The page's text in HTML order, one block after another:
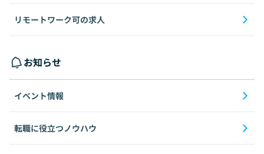
リモートワーク可の求人
お知らせ
イベント情報
転職に役立つノウハウ